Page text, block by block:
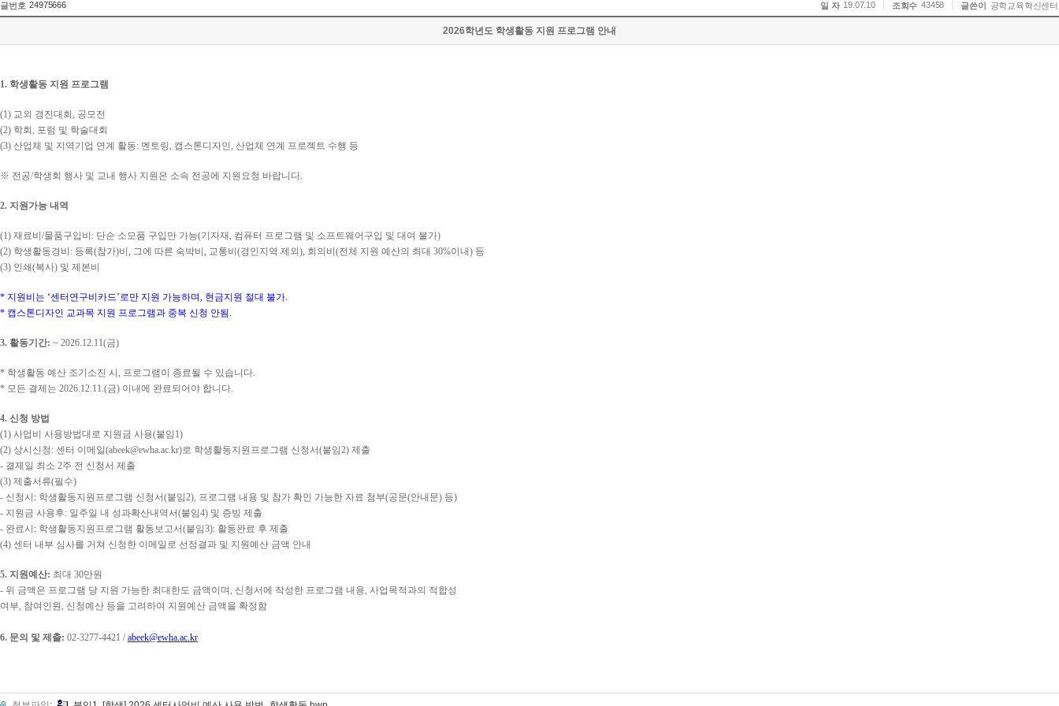
글번호 24975666 일 자 19.07.10 조회수 43458 글쓴이 공학교육혁신센터
2026학년도 학생활동 지원 프로그램 안내
1. 학생활동 지원 프로그램
(1) 교외 경진대회 , 공모전
(2) 학회 , 포럼 및 학술대회
(3) 산업체 및 지역기업 연계 활동: 멘토링, 캡스톤디자인, 산업체 연계 프로젝트 수행 등
※ 전공/학생회 행사 및 교내 행사 지원은 소속 전공에 지원요청 바랍니다.
2. 지원가능 내역
(1) 재료비 /물품구입비 : 단순 소모품 구입만 가능(기자재, 컴퓨터 프로그램 및 소프트웨어구입 및 대여 불가)
(2) 학생활동경비 : 등록(참가)비 , 그에 따른 숙박비 , 교통비 (경인지역 제외 ), 회의비 (전체 지원 예산의 최대 30%이내) 등
(3) 인쇄(복사) 및 제본비
* 지원비는 ‘센터연구비카드’로만 지원 가능하며, 현금지원 절대 불가.
* 캡스톤디자인 교과목 지원 프로그램과 중복 신청 안됨 .
3. 활동기간: ~ 2026.12.11(금)
* 학생활동 예산 조기소진 시 , 프로그램이 종료될 수 있습니다.
* 모든 결제는 2026.12.11.(금) 이내에 완료되어야 합니다.
4. 신청 방법
(1) 사업비 사용방법대로 지원금 사용(붙임 1)
(2) 상시신청: 센터 이메일 (abeek@ewha.ac.kr)로 학생활동지원프로그램 신청서(붙임2) 제출
- 결제일 최소 2주 전 신청서 제출
(3) 제출서류(필수)
- 신청시 : 학생활동지원프로그램 신청서(붙임2), 프로그램 내용 및 참가 확인 가능한 자료 첨부(공문(안내문) 등)
- 지원금 사용후: 일주일 내 성과확산내역서(붙임4) 및 증빙 제출
- 완료시 : 학생활동지원프로그램 활동보고서(붙임3): 활동완료 후 제출
(4) 센터 내부 심사를 거쳐 신청한 이메일로 선정결과 및 지원예산 금액 안내
5. 지원예산: 최대 30만원
- 위 금액은 프로그램 당 지원 가능한 최대한도 금액이며, 신청서에 작성한 프로그램 내용, 사업목적과의 적합성
여부, 참여인원, 신청예산 등을 고려하여 지원예산 금액을 확정함
6. 문의 및 제출: 02-3277-4421 /abeek@ewha.ac.kr